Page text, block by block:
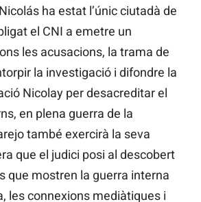
ha estat l’únic ciutadà de
el CNI a emetre un
les acusacions, la trama de
la investigació i difondre la
Nicolay per desacreditar el
en plena guerra de la
també exercirà la seva
que el judici posi al descobert
que mostren la guerra interna
les connexions mediàtiques i